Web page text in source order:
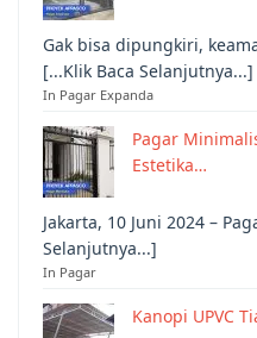
Gak bisa dipungkiri,
[...Klik Baca Selanjutnya...]
In Pagar Expanda
Pagar
Estetika…
Jakarta, 10 Juni 2024 –
Selanjutnya...]
In Pagar
Kanopi UPVC